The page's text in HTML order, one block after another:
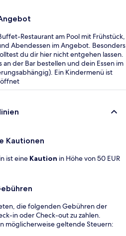
Restaurant am Pool mit Frühstück,
Abendessen im Angebot. Besonders
du dir hier nicht entgehen lassen.
an der Bar bestellen und dein Essen im
Ein Kindermenü ist
Kautionen
ist eine Kaution in Höhe von 50 EUR
die folgenden Gebühren der
in oder Check-out zu zahlen.
möglicherweise geltende Steuern: